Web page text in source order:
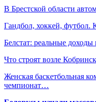
В Брестской области
Гандбол, хоккей, футбол.
Белстат: реальные
Что строят возле
Женская баскетбольная
чемпионат…